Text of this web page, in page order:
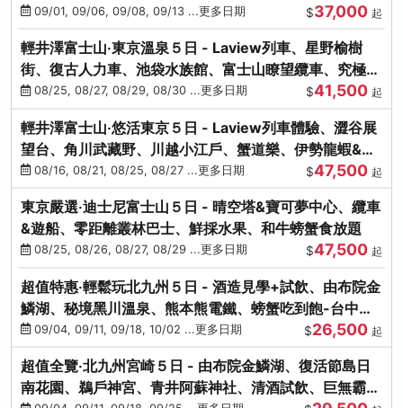
中出發
09/01, 09/06, 09/08, 09/13 ...更多日期 $37,000 起
輕井澤富士山‧東京溫泉５日 - Laview列車、星野榆樹
街、復古人力車、池袋水族館、富士山瞭望纜車、究極海
鮮食放題
08/25, 08/27, 08/29, 08/30 ...更多日期 $41,500 起
輕井澤富士山‧悠活東京５日 - Laview列車體驗、澀谷展
望台、角川武藏野、川越小江戶、蟹道樂、伊勢龍蝦&海
膽生魚片
08/16, 08/21, 08/25, 08/27 ...更多日期 $47,500 起
東京嚴選‧迪士尼富士山５日 - 晴空塔&寶可夢中心、纜車
&遊船、零距離叢林巴士、鮮採水果、和牛螃蟹食放題
08/25, 08/26, 08/27, 08/29 ...更多日期 $47,500 起
超值特惠‧輕鬆玩北九州５日 - 酒造見學+試飲、由布院金
鱗湖、秘境黑川溫泉、熊本熊電鐵、螃蟹吃到飽-台中出
發09/04, 09/11, 09/18, 10/02 ...更多日期 $26,500 起
超值全覽‧北九州宮崎５日 - 由布院金鱗湖、復活節島日
南花園、鵜戶神宮、青井阿蘇神社、清酒試飲、巨無霸熊